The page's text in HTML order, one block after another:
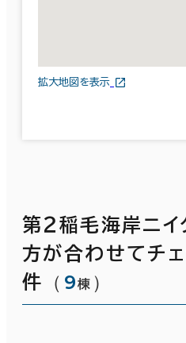
拡大地図を表示
第２稲毛海岸ニ
方が合わせてチ
件
（ 9棟 ）